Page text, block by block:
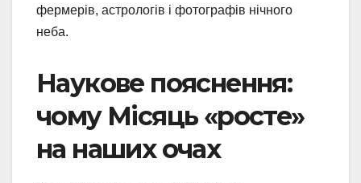
фермерів, астрологів і фотографів нічного
неба.
Наукове пояснення:
чому Місяць «росте»
на наших очах